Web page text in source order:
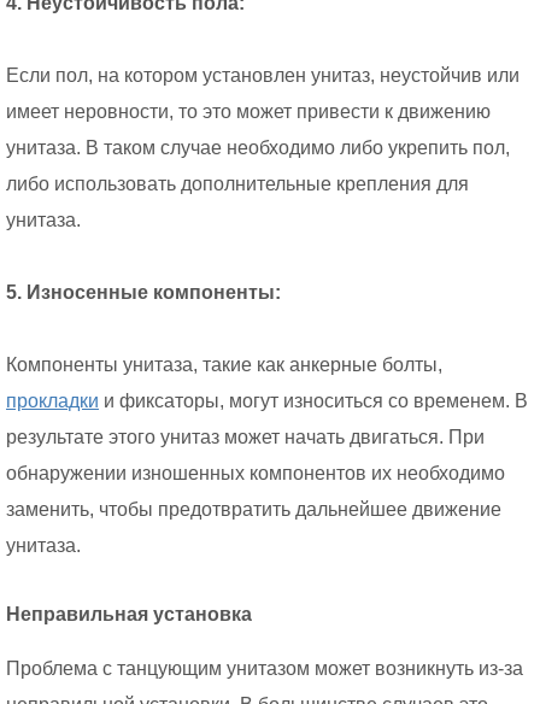
Если пол, на котором установлен унитаз, неустойчив или
имеет неровности, то это может привести к движению
унитаза. В таком случае необходимо либо укрепить пол,
либо использовать дополнительные крепления для
унитаза.
5. Износенные компоненты:
Компоненты унитаза, такие как анкерные болты,
прокладки и фиксаторы, могут износиться со временем. В
результате этого унитаз может начать двигаться. При
обнаружении изношенных компонентов их необходимо
заменить, чтобы предотвратить дальнейшее движение
унитаза.
Неправильная установка
Проблема с танцующим унитазом может возникнуть из-за